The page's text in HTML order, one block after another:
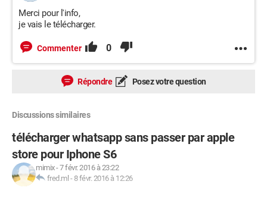
Merci pour l'info,
je vais le télécharger.
Commenter 0
Répondre Posez votre question
Discussions similaires
télécharger whatsapp sans passer par apple
store pour Iphone S6
mimix-7 févr. 2016 à 23:22
fred.ml - 8 févr. 2016 à 12:26